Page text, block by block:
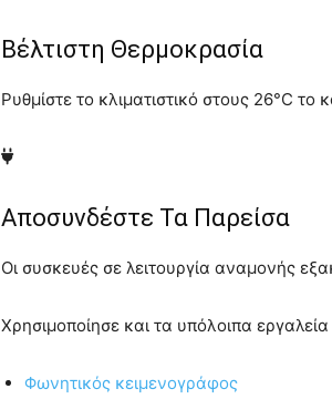
Βέλτιστη Θερμοκρασία
Ρυθμίστε το κλιματιστικό στους 26°C
Αποσυνδέστε Τα Παρείσα
Οι συσκευές σε λειτουργία αναμονής
Χρησιμοποίησε και τα υπόλοιπα
Φωνητικός κειμενογράφος